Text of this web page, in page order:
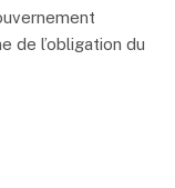
de l’obligation du